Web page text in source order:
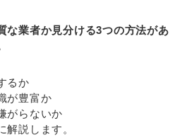
な業者か見分ける3つの方法があ
るか
が豊富か
がらないか
解説します。